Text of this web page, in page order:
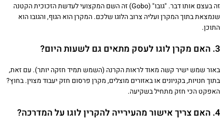
זה בעצם אותו דבר. "גובו" (Gobo) זה השם המקצועי לעדשת הזכוכית הקטנה
שנמצאת בתוך המקרן ועליה צרוב הלוגו שלכם. המקרן הוא הגוף, והגובו הוא
התוכן.
3. האם מקרן לוגו לעסק מתאים גם לשעות היום?
באור שמש ישיר קשה מאוד לראות הקרנה (השמש תמיד חזקה יותר). עם זאת,
בתוך חנויות, בקניונים או באזורים מוצלים, מקרן פרסום חזק יעבוד מצוין. בחוץ?
האפקט הכי חזק מתחיל בשקיעה.
4. האם צריך אישור מהעירייה להקרין לוגו על המדרכה?